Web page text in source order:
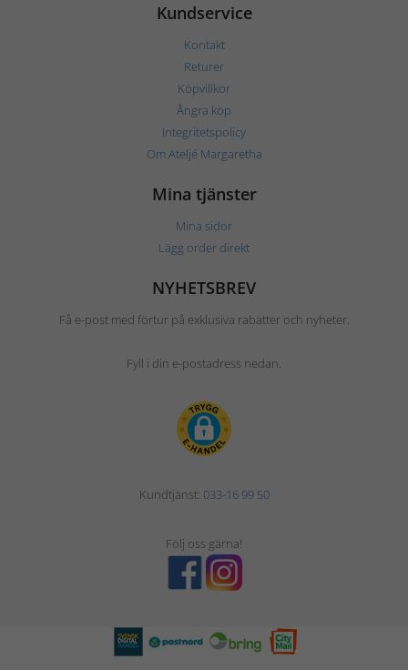
Kundservice
Kontakt
Returer
Köpvillkor
Ångra köp
Integritetspolicy
Om Ateljé Margaretha
Mina tjänster
Mina sidor
Lägg order direkt
NYHETSBREV
Få e-post med förtur på exklusiva rabatter och nyheter.
Fyll i din e-postadress nedan.
Kundtjänst: 033-16 99 50
Följ oss gärna!